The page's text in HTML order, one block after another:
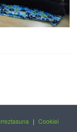
| Cookiei